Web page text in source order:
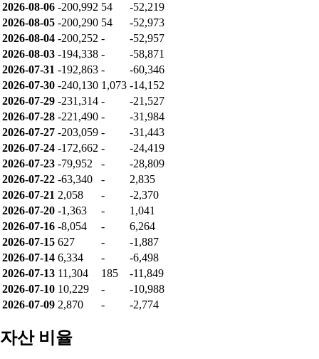
2026-08-06 -200,992 54
-52,219
2026-08-05 -200,290 54
-52,973
2026-08-04 -200,252 -
-52,957
2026-08-03 -194,338 -
-58,871
2026-07-31 -192,863 -
-60,346
2026-07-30 -240,130 1,073 -14,152
2026-07-29 -231,314 -
-21,527
2026-07-28 -221,490 -
-31,984
2026-07-27 -203,059 -
-31,443
2026-07-24 -172,662 -
-24,419
2026-07-23 -79,952 -
-28,809
2026-07-22 -63,340 -
2,835
2026-07-21 2,058 -
-2,370
2026-07-20 -1,363 -
1,041
2026-07-16 -8,054 -
6,264
2026-07-15 627 -
-1,887
2026-07-14 6,334 -
-6,498
2026-07-13 11,304 185
-11,849
2026-07-10 10,229 -
-10,988
2026-07-09 2,870 - -2,774
자산 비율